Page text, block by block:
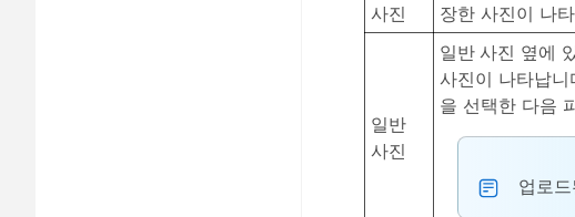
사진
장한 사진이 나
일반
사진
일반 사진 옆에
사진이 나타납
을 선택한 다음
업로